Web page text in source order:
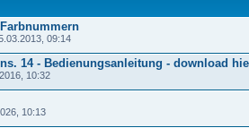
09:14
14 - Bedienungsanleitung - download
10:32
10:13